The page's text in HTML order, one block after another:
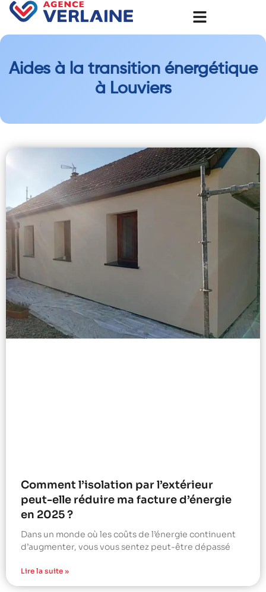
Aides à la transition énergétique
à Louviers
Comment l’isolation par l’extérieur
peut-elle réduire ma facture d’énergie
en 2025 ?
Dans un monde où les coûts de l’énergie continuent
d’augmenter, vous vous sentez peut-être dépassé
Lire la suite »